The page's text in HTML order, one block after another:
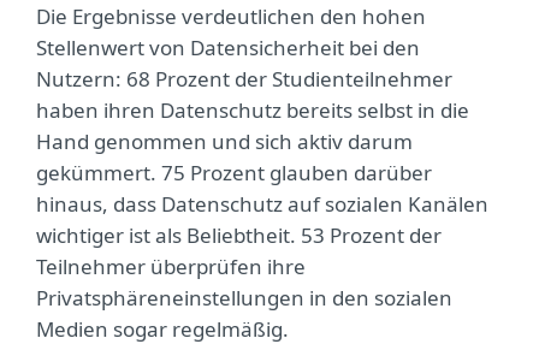
Die Ergebnisse verdeutlichen den hohen
Stellenwert von Datensicherheit bei den
Nutzern: 68 Prozent der Studienteilnehmer
haben ihren Datenschutz bereits selbst in die
Hand genommen und sich aktiv darum
gekümmert. 75 Prozent glauben darüber
hinaus, dass Datenschutz auf sozialen Kanälen
wichtiger ist als Beliebtheit. 53 Prozent der
Teilnehmer überprüfen ihre
Privatsphäreneinstellungen in den sozialen
Medien sogar regelmäßig.